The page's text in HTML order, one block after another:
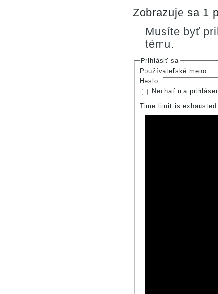
Zobrazuje sa 1
Musíte byť
tému.
Prihlásiť sa
Používateľské meno:
Heslo:
Nechať ma
Time limit is